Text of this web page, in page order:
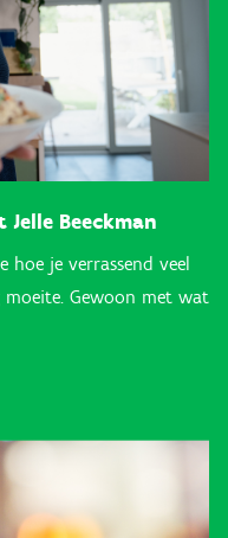
Beeckman
hoe je verrassend veel
Gewoon met wat